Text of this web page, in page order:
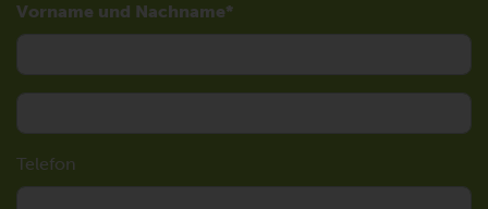
Vorname und Nachname
Telefon